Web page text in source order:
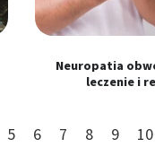
Neuropatia
leczenie i
5 6 7 8 9 10